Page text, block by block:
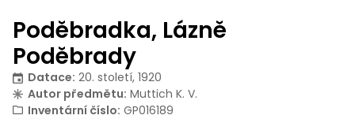
Poděbradka, Lázně
Poděbrady
Datace: 20. století, 1920
Autor předmětu: Muttich K. V.
Inventární číslo: GP016189